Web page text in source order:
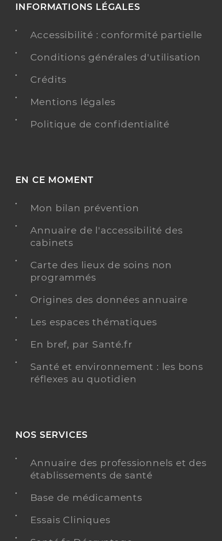
INFORMATIONS LÉGALES
Accessibilité : conformité partielle
Conditions générales d'utilisation
Crédits
Mentions légales
Politique de confidentialité
EN CE MOMENT
Mon bilan prévention
Annuaire de l'accessibilité des
cabinets
Carte des lieux de soins non
programmés
Origines des données annuaire
Les espaces thématiques
En bref, par Santé.fr
Santé et environnement : les bons
réflexes au quotidien
NOS SERVICES
Annuaire des professionnels et des
établissements de santé
Base de médicaments
Essais Cliniques